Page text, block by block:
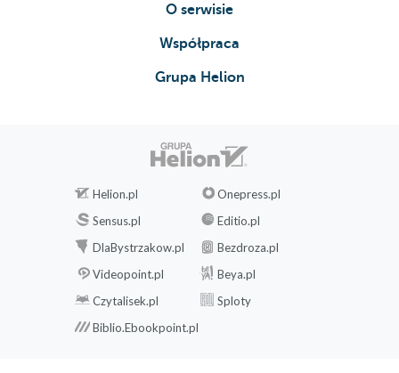
O serwisie
Współpraca
Grupa Helion
Helion.pl
Onepress.pl
Sensus.pl
Editio.pl
DlaBystrzakow.pl
Bezdroza.pl
Videopoint.pl
Beya.pl
Czytalisek.pl
Sploty
Biblio.Ebookpoint.pl